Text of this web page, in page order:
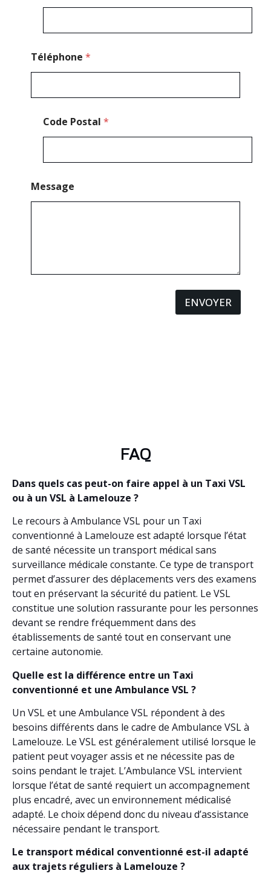
Téléphone *
Code Postal *
Message
ENVOYER
FAQ
Dans quels cas peut-on faire appel à un Taxi VSL
ou à un VSL à Lamelouze ?
Le recours à Ambulance VSL pour un Taxi
conventionné à Lamelouze est adapté lorsque l’état
de santé nécessite un transport médical sans
surveillance médicale constante. Ce type de transport
permet d’assurer des déplacements vers des examens
tout en préservant la sécurité du patient. Le VSL
constitue une solution rassurante pour les personnes
devant se rendre fréquemment dans des
établissements de santé tout en conservant une
certaine autonomie.
Quelle est la différence entre un Taxi
conventionné et une Ambulance VSL ?
Un VSL et une Ambulance VSL répondent à des
besoins différents dans le cadre de Ambulance VSL à
Lamelouze. Le VSL est généralement utilisé lorsque le
patient peut voyager assis et ne nécessite pas de
soins pendant le trajet. L’Ambulance VSL intervient
lorsque l’état de santé requiert un accompagnement
plus encadré, avec un environnement médicalisé
adapté. Le choix dépend donc du niveau d’assistance
nécessaire pendant le transport.
Le transport médical conventionné est-il adapté
aux trajets réguliers à Lamelouze ?